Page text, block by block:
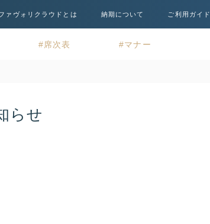
ァヴォリクラウドとは 納期について ご利用ガイド
席次表 マナー
らせ